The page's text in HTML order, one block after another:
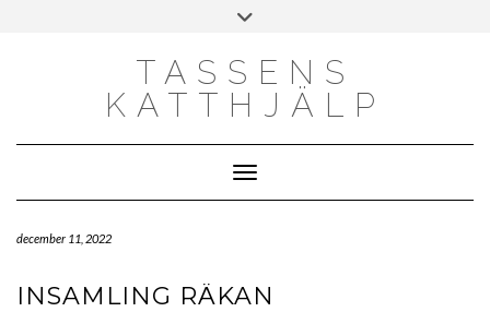
Toggle
TASSENS
KATTHJÄLP
Toggle Navigation
december 11, 2022
INSAMLING RÄKAN